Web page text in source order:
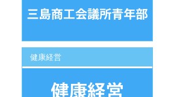
健康経営